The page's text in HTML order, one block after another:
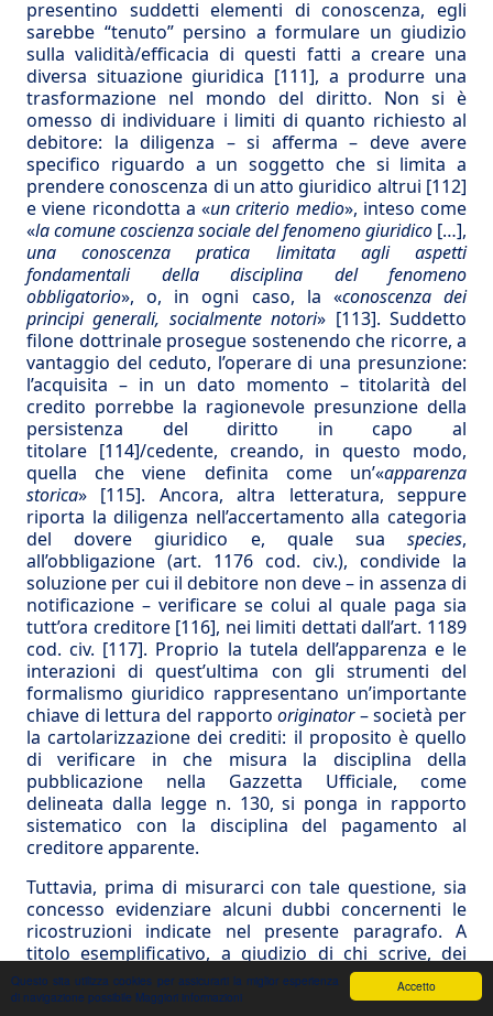
Accetto
Questo sita utilizza cookies per assicurarti la miglior esperienza
di navigazione possibile Maggiori informazioni
presentino suddetti elementi di conoscenza, egli
sarebbe “tenuto” persino a formulare un giudizio
sulla validità/efficacia di questi fatti a creare una
diversa situazione giuridica [111], a produrre una
trasformazione nel mondo del diritto. Non si è
omesso di individuare i limiti di quanto richiesto al
debitore: la diligenza – si afferma – deve avere
specifico riguardo a un soggetto che si limita a
prendere conoscenza di un atto giuridico altrui [112]
e viene ricondotta a «un criterio medio», inteso come
«la comune coscienza sociale del fenomeno giuridico […],
una conoscenza pratica limitata agli aspetti
fondamentali della disciplina del fenomeno
obbligatorio», o, in ogni caso, la «conoscenza dei
principi generali, socialmente notori» [113]. Suddetto
filone dottrinale prosegue sostenendo che ricorre, a
vantaggio del ceduto, l’operare di una presunzione:
l’acquisita – in un dato momento – titolarità del
credito porrebbe la ragionevole presunzione della
persistenza del diritto in capo al
titolare [114]/cedente, creando, in questo modo,
quella che viene definita come un’«apparenza
storica» [115]. Ancora, altra letteratura, seppure
riporta la diligenza nell’accertamento alla categoria
del dovere giuridico e, quale sua species,
all’obbligazione (art. 1176 cod. civ.), condivide la
soluzione per cui il debitore non deve – in assenza di
notificazione – verificare se colui al quale paga sia
tutt’ora creditore [116], nei limiti dettati dall’art. 1189
cod. civ. [117]. Proprio la tutela dell’apparenza e le
interazioni di quest’ultima con gli strumenti del
formalismo giuridico rappresentano un’importante
chiave di lettura del rapportooriginator– società per
la cartolarizzazione dei crediti: il proposito è quello
di verificare in che misura la disciplina della
pubblicazione nella Gazzetta Ufficiale, come
delineata dalla legge n. 130, si ponga in rapporto
sistematico con la disciplina del pagamento al
creditore apparente.
Tuttavia, prima di misurarci con tale questione, sia
concesso evidenziare alcuni dubbi concernenti le
ricostruzioni indicate nel presente paragrafo. A
titolo esemplificativo, a giudizio di chi scrive, dei
menzionati oneri di diligenza[118]– sempre che se
ne ammetta la sussistenza – non sembra sempre